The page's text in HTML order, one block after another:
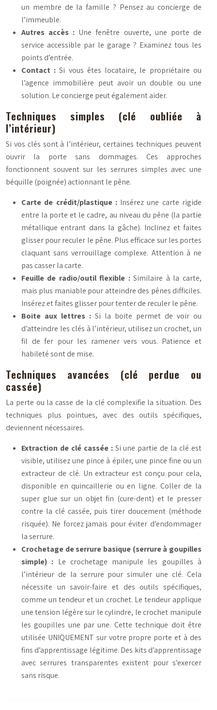
un membre de la famille ? Pensez au concierge de
l’immeuble.
Autres accès : Une fenêtre ouverte, une porte de
service accessible par le garage ? Examinez tous les
points d’entrée.
Contact :Si vous êtes locataire, le propriétaire ou
l’agence immobilière peut avoir un double ou une
solution. Le concierge peut également aider.
Techniques simples (clé oubliée à
l’intérieur)
Si vos clés sont à l’intérieur, certaines techniques peuvent
ouvrir la porte sans dommages. Ces approches
fonctionnent souvent sur les serrures simples avec une
béquille (poignée) actionnant le pêne.
Carte de crédit/plastique : Insérez une carte rigide
entre la porte et le cadre, au niveau du pêne (la partie
métallique entrant dans la gâche). Inclinez et faites
glisser pour reculer le pêne. Plus efficace sur les portes
claquant sans verrouillage complexe. Attention à ne
pas casser la carte.
Feuille de radio/outil flexible :Similaire à la carte,
mais plus maniable pour atteindre des pênes difficiles.
Insérez et faites glisser pour tenter de reculer le pêne.
Boite aux lettres : Si la boite permet de voir ou
d’atteindre les clés à l’intérieur, utilisez un crochet, un
fil de fer pour les ramener vers vous. Patience et
habileté sont de mise.
Techniques avancées (clé perdue ou
cassée)
La perte ou la casse de la clé complexifie la situation. Des
techniques plus pointues, avec des outils spécifiques,
deviennent nécessaires.
Extraction de clé cassée : Si une partie de la clé est
visible, utilisez une pince à épiler, une pince fine ou un
extracteur de clé. Un extracteur est conçu pour cela,
disponible en quincaillerie ou en ligne. Coller de la
super glue sur un objet fin (cure-dent) et le presser
contre la clé cassée, puis tirer doucement (méthode
risquée). Ne forcez jamais pour éviter d’endommager
la serrure.
Crochetage de serrure basique (serrure à goupilles
simple) : Le crochetage manipule les goupilles à
l’intérieur de la serrure pour simuler une clé. Cela
nécessite un savoir-faire et des outils spécifiques,
comme un tendeur et un crochet. Le tendeur applique
une tension légère sur le cylindre, le crochet manipule
les goupilles une par une. Cette technique doit être
utilisée UNIQUEMENT sur votre propre porte et à des
fins d’apprentissage légitime. Des kits d’apprentissage
avec serrures transparentes existent pour s’exercer
sans risque.